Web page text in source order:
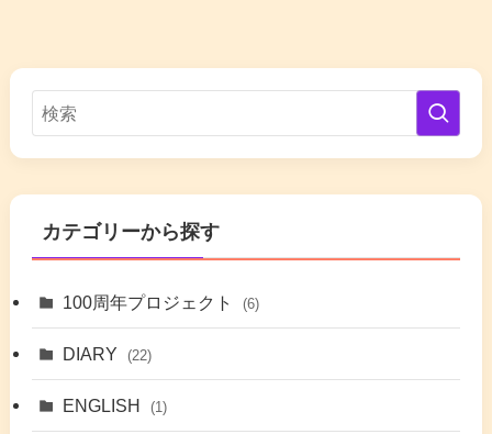
カテゴリーから探す
100周年プロジェクト (6)
DIARY (22)
ENGLISH (1)